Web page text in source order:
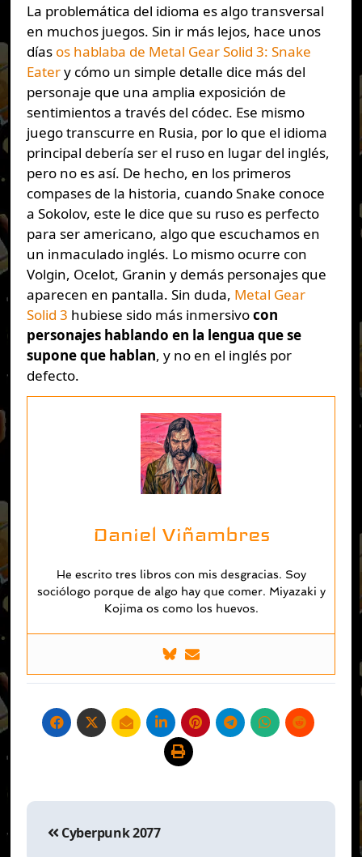
La problemática del idioma es algo transversal
en muchos juegos. Sin ir más lejos, hace unos
días os hablaba de Metal Gear Solid 3: Snake
Eatery cómo un simple detalle dice más del
personaje que una amplia exposición de
sentimientos a través del códec. Ese mismo
juego transcurre en Rusia, por lo que el idioma
principal debería ser el ruso en lugar del inglés,
pero no es así. De hecho, en los primeros
compases de la historia, cuando Snake conoce
a Sokolov, este le dice que su ruso es perfecto
para ser americano, algo que escuchamos en
un inmaculado inglés. Lo mismo ocurre con
Volgin, Ocelot, Granin y demás personajes que
aparecen en pantalla. Sin duda, Metal Gear
Solid 3 hubiese sido más inmersivocon
personajes hablando en la lengua que se
supone que hablan, y no en el inglés por
defecto.
Daniel Viñambres
He escrito tres libros con mis desgracias. Soy
sociólogo porque de algo hay que comer. Miyazaki y
Kojima os como los huevos.
Navegación
Cyberpunk 2077